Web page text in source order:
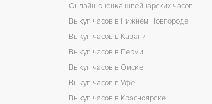
Онлайн-оценка швейцарских часов
Выкуп часов в Нижнем Новгороде
Выкуп часов в Казани
Выкуп часов в Перми
Выкуп часов в Омске
Выкуп часов в Уфе
Выкуп часов в Красноярске